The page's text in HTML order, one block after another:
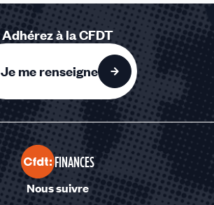
Adhérez à la CFDT
Je me renseigne
FINANCES
Nous suivre